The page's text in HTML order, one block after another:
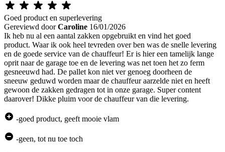
Goed product en superlevering
Gereviewd door Caroline 16/01/2026
Ik heb nu al een aantal zakken opgebruikt en vind het goed
product. Waar ik ook heel tevreden over ben was de snelle levering
en de goede service van de chauffeur! Er is hier een tamelijk lange
oprit naar de garage toe en de levering was net toen het zo ferm
gesneeuwd had. De pallet kon niet ver genoeg doorheen de
sneeuw geduwd worden maar de chauffeur aarzelde niet en heeft
gewoon de zakken gedragen tot in onze garage. Super content
daarover! Dikke pluim voor de chauffeur van die levering.
-goed product, geeft mooie vlam
-geen, tot nu toe toch